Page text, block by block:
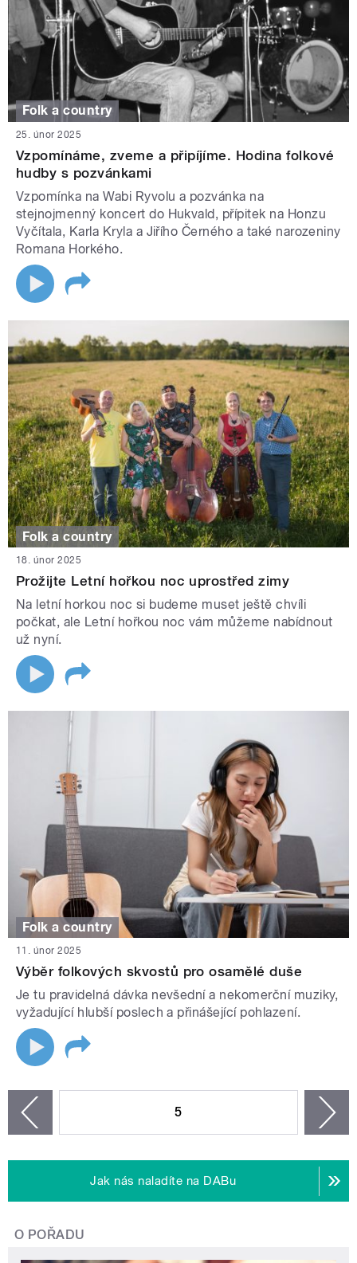
Folk a country
25. únor 2025
Vzpomínáme, zveme a připíjíme. Hodina folkové
hudby s pozvánkami
Vzpomínka na Wabi Ryvolu a pozvánka na
stejnojmenný koncert do Hukvald, přípitek na Honzu
Vyčítala, Karla Kryla a Jiřího Černého a také narozeniny
Romana Horkého.
Folk a country
18. únor 2025
Prožijte Letní hořkou noc uprostřed zimy
Na letní horkou noc si budeme muset ještě chvíli
počkat, ale Letní hořkou noc vám můžeme nabídnout
už nyní.
Folk a country
11. únor 2025
Výběr folkových skvostů pro osamělé duše
Je tu pravidelná dávka nevšední a nekomerční muziky,
vyžadující hlubší poslech a přinášející pohlazení.
5
Jak nás naladíte na DABu
O POŘADU